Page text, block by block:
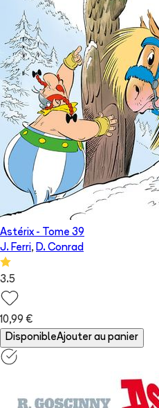
Astérix- Tome 39
J. Ferri, D. Conrad
3.5
10,99 €
DisponibleAjouter au panier